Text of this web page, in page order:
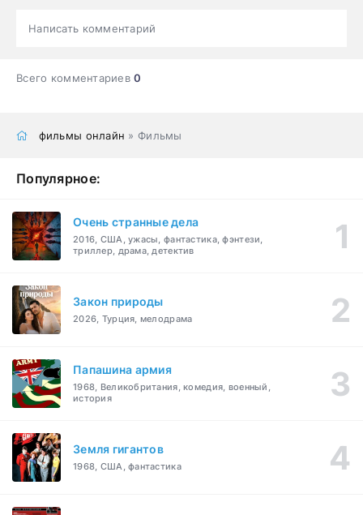
Написать комментарий
Всего комментариев0
фильмы онлайн » Фильмы
Популярное:
Очень странные дела
2016, США, ужасы, фантастика, фэнтези,
триллер, драма, детектив
Закон природы
2026, Турция, мелодрама
Папашина армия
1968, Великобритания, комедия, военный,
история
Земля гигантов
1968, США, фантастика